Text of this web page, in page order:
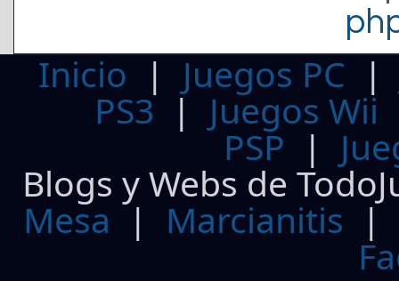
Inicio | Juegos PC
PS3| Juegos Wii
PSP |
Blogs y Webs de
Mesa | Marcianitis |